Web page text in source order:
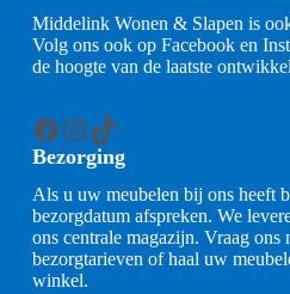
Middelink Wonen & Slapen is
Volg ons ook op Facebook en
de hoogte van de laatste
Facebook
Instagram
TikTok
Bezorging
Als u uw meubelen bij ons heeft
bezorgdatum afspreken. We
ons centrale magazijn. Vraag ons
bezorgtarieven of haal uw
winkel.